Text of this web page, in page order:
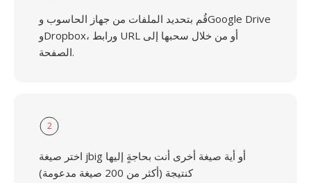
قُم بتحديد الملفات من جهاز الحاسوب وGoogle Drive
وDropbox، ورابط URL أو من خلال سحبها إلى
الصفحة.
2
اختر صيغة jbig أو أية صيغة أخرى أنت بحاجةٍ إليها
كنتيجة (أكثر من 200 صيغة مدعومة)